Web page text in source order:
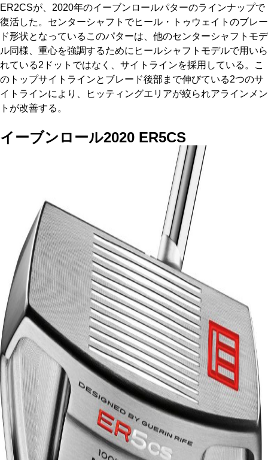
ER2CSが、2020年のイーブンロールパターのラインナップで
復活した。センターシャフトでヒール・トゥウェイトのブレー
ド形状となっているこのパターは、他のセンターシャフトモデ
ル同様、重心を強調するためにヒールシャフトモデルで用いら
れている2ドットではなく、サイトラインを採用している。こ
のトップサイトラインとブレード後部まで伸びている2つのサ
イトラインにより、ヒッティングエリアが絞られアラインメン
トが改善する。
イーブンロール2020 ER5CS